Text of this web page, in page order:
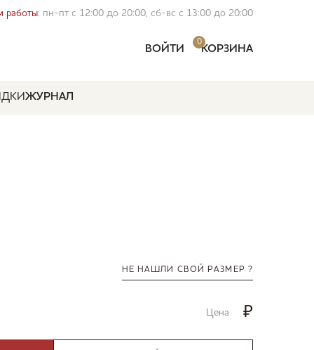
работы: пн-пт с 12:00 до 20:00, сб-вс с 13:00 до 20:00
ВОЙТИ
0
КОРЗИНА
ЖУРНАЛ
НЕ НАШЛИ СВОЙ РАЗМЕР ?
Цена ₽